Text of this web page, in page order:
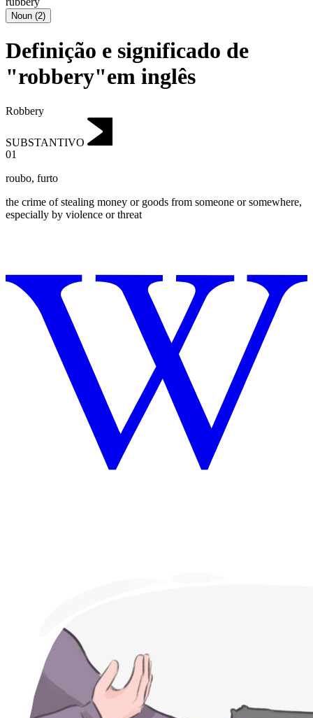
Noun (2)
Definição e significado de
"robbery"em inglês
Robbery
SUBSTANTIVO
01
roubo, furto
the crime of stealing money or goods from someone or somewhere,
especially by violence or threat